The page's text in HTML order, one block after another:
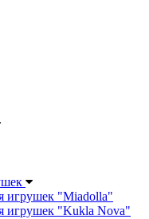
игрушек "Miadolla"
игрушек "Kukla Nova"